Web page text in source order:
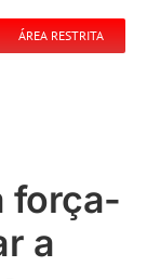
ÁREA RESTRITA
força-
a